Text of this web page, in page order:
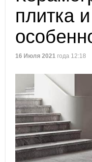
плитка
16 Июля 2021 года 12:18